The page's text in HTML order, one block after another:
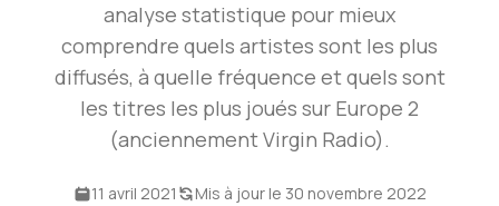
analyse statistique pour mieux
comprendre quels artistes sont les plus
diffusés, à quelle fréquence et quels sont
les titres les plus joués sur Europe 2
(anciennement Virgin Radio).
11 avril 2021
Mis à jour le 30 novembre 2022